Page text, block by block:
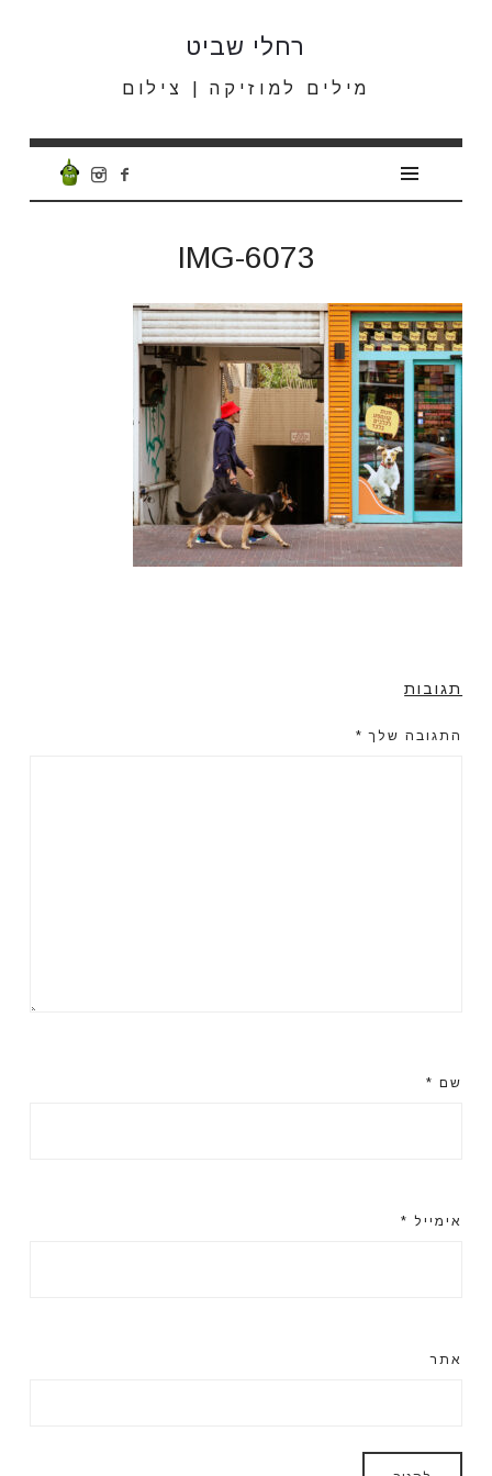
רחלי
שביט
רחלי שביט
מילים למוזיקה | צילום
IMG-6073
תגובות
התגובה שלך *
שם *
אימייל *
אתר